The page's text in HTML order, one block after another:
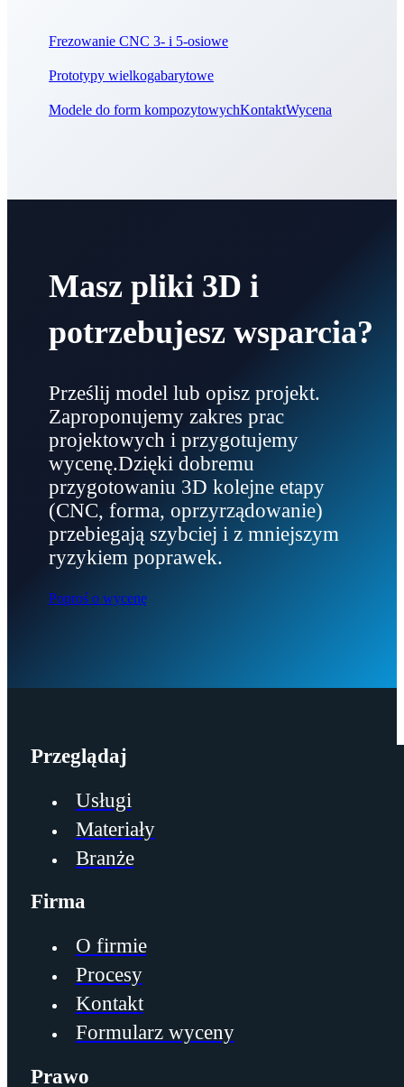
Frezowanie CNC 3- i 5-osiowe
Prototypy wielkogabarytowe
Modele do form kompozytowychKontaktWycena
Masz pliki 3D i
potrzebujesz wsparcia?
Prześlij model lub opisz projekt.
Zaproponujemy zakres prac
projektowych i przygotujemy
wycenę.Dzięki dobremu
przygotowaniu 3D kolejne etapy
(CNC, forma, oprzyrządowanie)
przebiegają szybciej i z mniejszym
ryzykiem poprawek.
Poproś o wycenę
Przeglądaj
Usługi
Materiały
Branże
Firma
O firmie
Procesy
Kontakt
Formularz wyceny
Prawo